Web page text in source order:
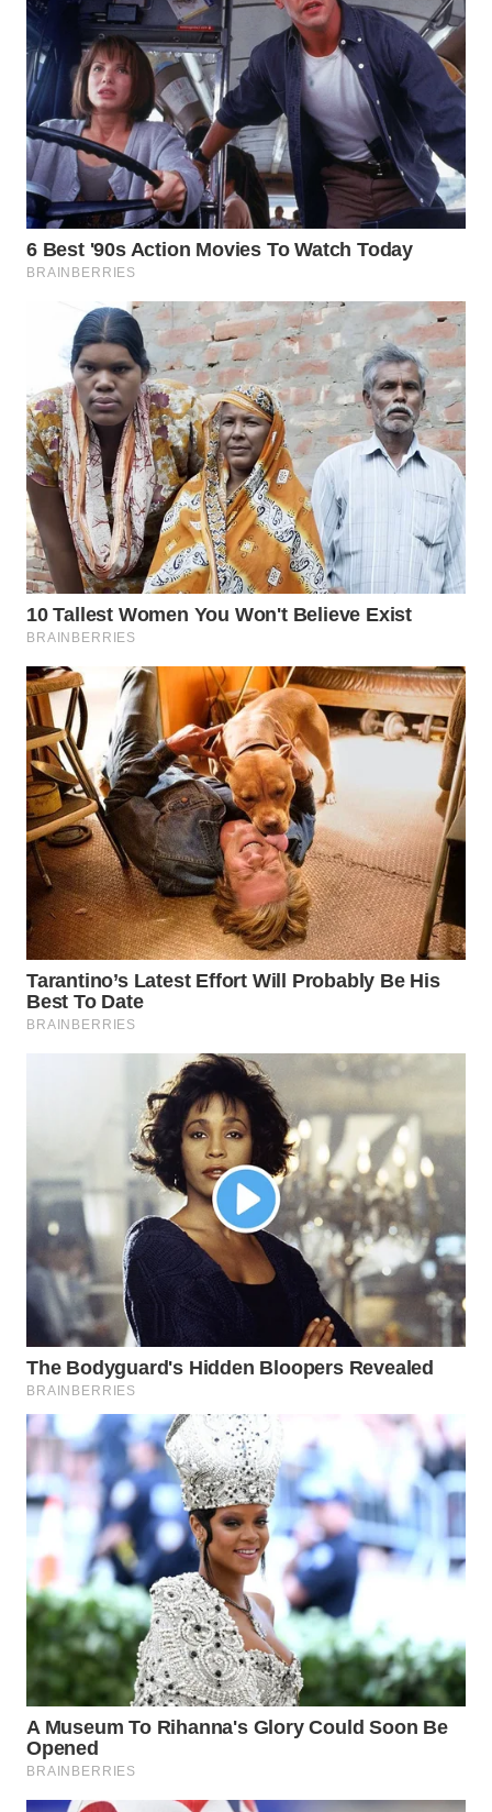
TAPANULI
SELATAN
WN
TANJUNG
LESUNG
WN
KARO
WN
SIMALUNGUN
WN
LABUHANBATU
WN
TAPANULI
TENGAH
WN DELI
SERDANG
WN
TINGGI
WN
PAKPAK
WN
KARAWANG
WN
BEKASI
WN
BOGOR
TAPANULI
UTARA
WN
SAMOSIR
WN
PADANG
LAWAS
WN
SUMEDANG
WN
CIANJUR
WN
KEPULAUAN
SERIBU
WN
TANGERANG
WN
BINJAI